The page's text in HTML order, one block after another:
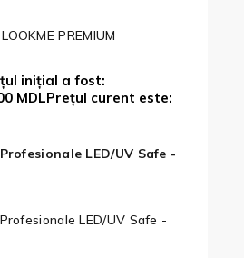
PREMIUM
inițial a fost:
MDLPrețul curent este:
LED/UV Safe -